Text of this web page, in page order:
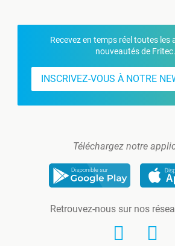
Recevez en temps réel toutes
nouveautés de Fritec.
INSCRIVEZ-VOUS À NOTRE
Téléchargez notre
Retrouvez-nous sur nos